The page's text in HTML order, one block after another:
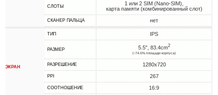
СЛОТЫ
1 или 2 SIM (Nano-SIM),
карта памяти (комбинированный слот)
СКАНЕР ПАЛЬЦА нет
ЭКРАН
ТИП IPS
РАЗМЕР 5.5", 83.4cm2
(~74.6% площади корпуса)
РАЗРЕШЕНИЕ 1280x720
PPI 267
СООТНОШЕНИЕ 16:9